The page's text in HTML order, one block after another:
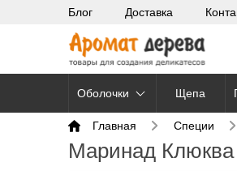
Блог Доставка
Оболочки Щепа
Главная Специи
Маринад